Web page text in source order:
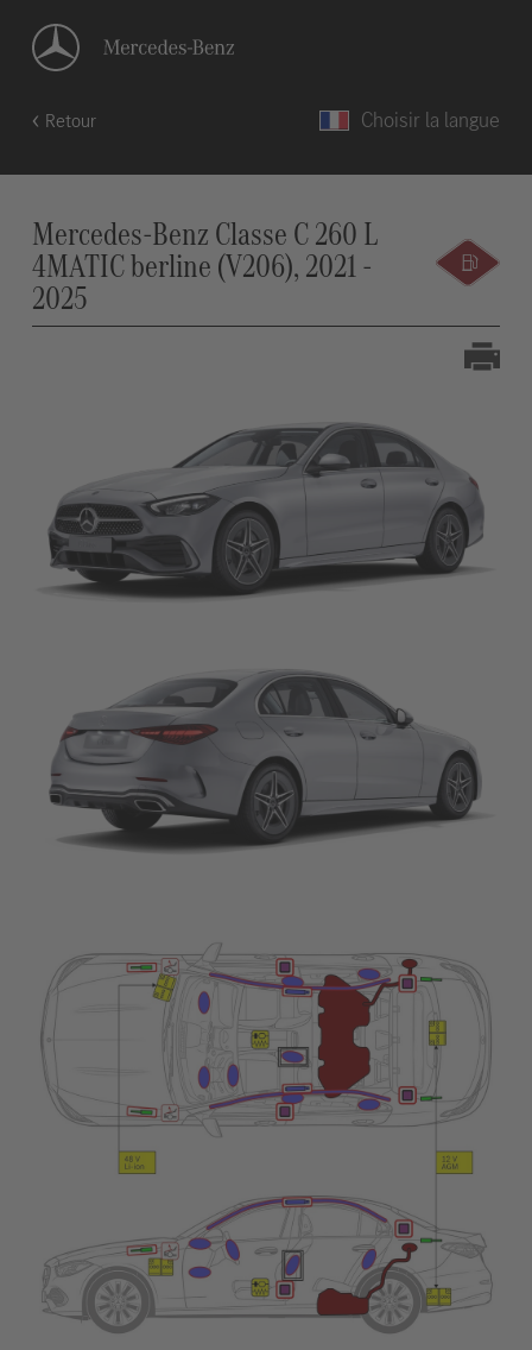
Retour Choisir la langue
Mercedes-Benz Classe C 260 L
4MATIC berline (V206), 2021 -
2025